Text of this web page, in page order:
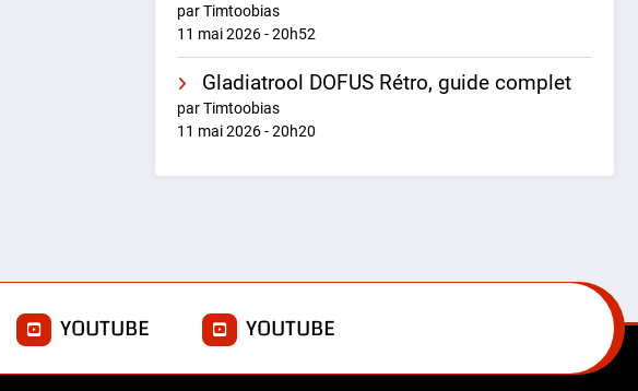
par Timtoobias
11 mai 2026 - 20h52
Gladiatrool DOFUS Rétro, guide complet
par Timtoobias
11 mai 2026 - 20h20
YOUTUBE YOUTUBE